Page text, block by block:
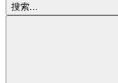
搜索...